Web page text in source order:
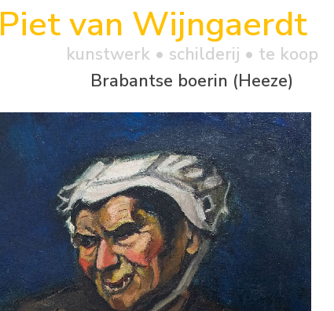
Piet van Wijngaerdt
kunstwerk • schilderij • te koop
Brabantse boerin (Heeze)